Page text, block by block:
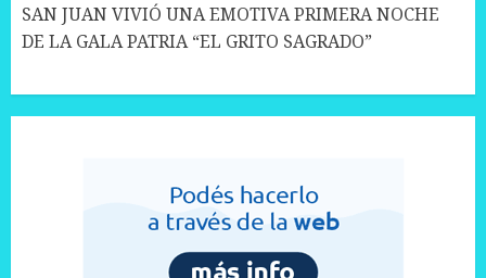
SAN JUAN VIVIÓ UNA EMOTIVA PRIMERA NOCHE
DE LA GALA PATRIA “EL GRITO SAGRADO”